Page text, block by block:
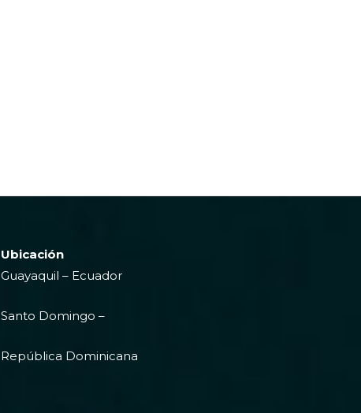
Ubicación
Guayaquil – Ecuador
Santo Domingo –
República Dominicana